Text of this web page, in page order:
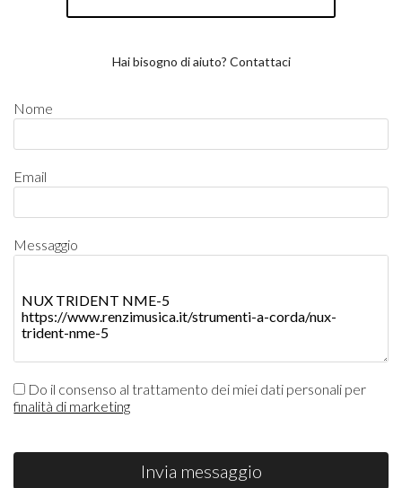
Hai bisogno di aiuto? Contattaci
Nome
Email
Messaggio
Do il consenso al trattamento dei miei dati personali per
finalità di marketing
Invia messaggio